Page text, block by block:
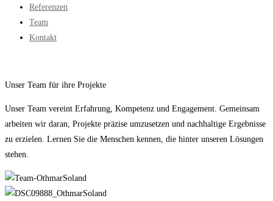
Referenzen
Team
Kontakt
Unser Team für ihre Projekte
Unser Team vereint Erfahrung, Kompetenz und Engagement. Gemeinsam
arbeiten wir daran, Projekte präzise umzusetzen und nachhaltige Ergebnisse
zu erzielen. Lernen Sie die Menschen kennen, die hinter unseren Lösungen
stehen.